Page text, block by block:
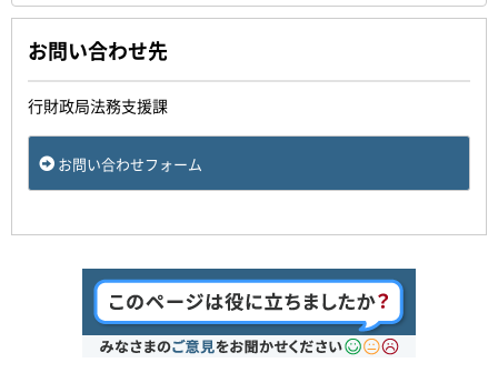
お問い合わせ先
行財政局法務支援課
お問い合わせフォーム